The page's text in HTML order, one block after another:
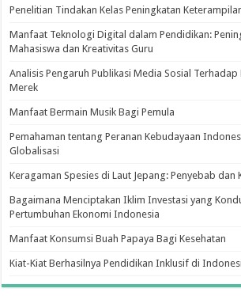
Penelitian Tindakan Kelas Peningkatan
Manfaat Teknologi Digital dalam Pendidikan:
Mahasiswa dan Kreativitas Guru
Analisis Pengaruh Publikasi Media Sosial Terhadap
Merek
Manfaat Bermain Musik Bagi Pemula
Pemahaman tentang Peranan Kebudayaan
Globalisasi
Keragaman Spesies di Laut Jepang: Penyebab dan
Bagaimana Menciptakan Iklim Investasi yang
Pertumbuhan Ekonomi Indonesia
Manfaat Konsumsi Buah Papaya Bagi Kesehatan
Kiat-Kiat Berhasilnya Pendidikan Inklusif di